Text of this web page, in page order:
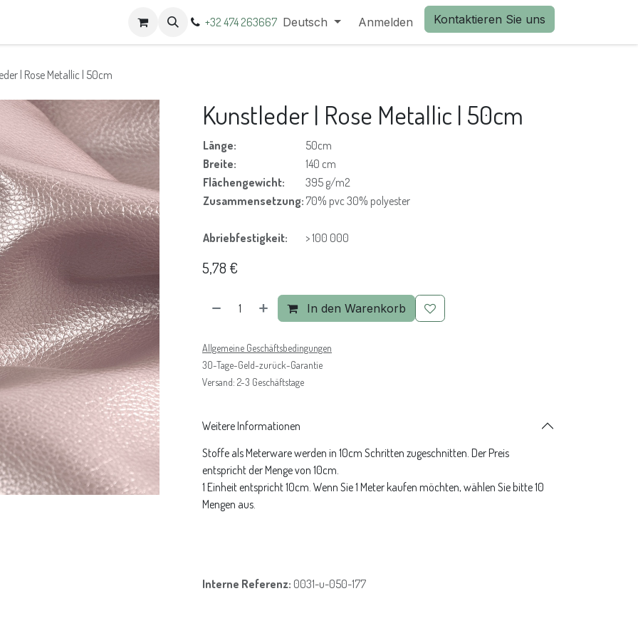
+32 474 263667 Deutsch Anmelden Kontaktieren Sie uns
| Rose Metallic | 50cm
Kunstleder | Rose Metallic | 50cm
Länge:
50cm
Breite:
140 cm
Flächengewicht:
395 g/m2
Zusammensetzung: 70% pvc 30% polyester
Abriebfestigkeit: > 100 000
5,78 €
In den Warenkorb
Allgemeine Geschäftsbedingungen
30-Tage-Geld-zurück-Garantie
Versand: 2-3 Geschäftstage
Weitere Informationen
Stoffe als Meterware werden in 10cm Schritten zugeschnitten. Der Preis
entspricht der Menge von 10cm.
1 Einheit entspricht 10cm. Wenn Sie 1 Meter kaufen möchten, wählen Sie bitte 10
Mengen aus.
Interne Referenz: 0031-u-050-177